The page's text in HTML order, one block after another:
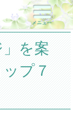
を案
プ７